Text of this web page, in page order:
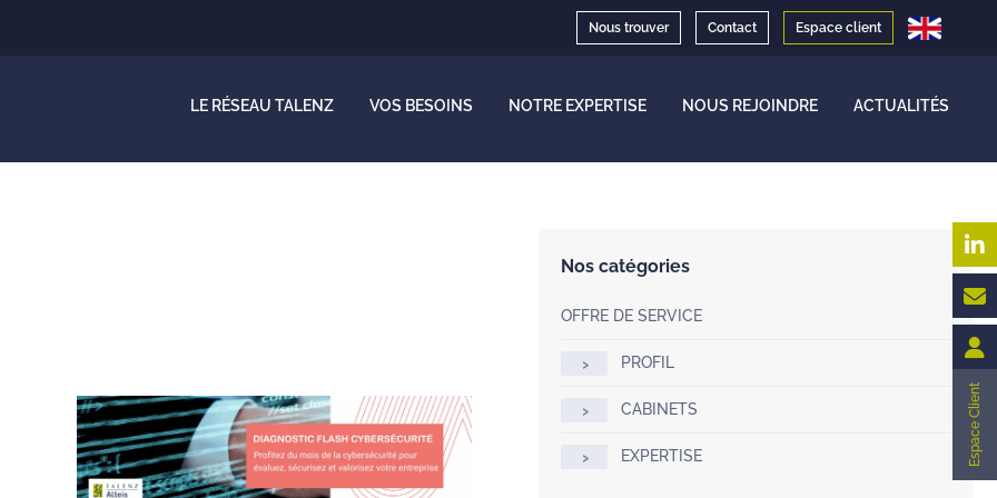
Nous trouver Contact Espace client
LE RÉSEAU TALENZ VOS BESOINS NOTRE EXPERTISE NOUS REJOINDRE ACTUALITÉS
Nos catégories
OFFRE DE SERVICE
PROFIL
CABINETS
EXPERTISE Espace Client